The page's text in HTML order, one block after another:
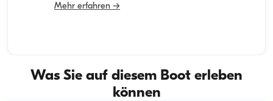
Mehr erfahren →
Was Sie auf diesem Boot erleben
können